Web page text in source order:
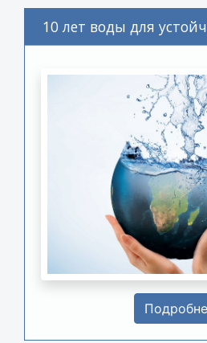
10 лет воды для